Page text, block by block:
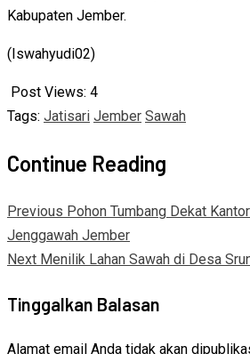
Kabupaten Jember.
(Iswahyudi02)
Post Views: 4
Tags: Jatisari Jember Sawah
Continue Reading
Previous Pohon Tumbang Dekat
Jenggawah Jember
Next Menilik Lahan Sawah di Desa
Tinggalkan Balasan
Alamat email Anda tidak akan